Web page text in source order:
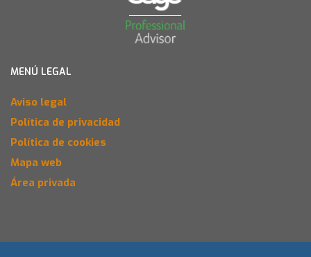
MENÚ LEGAL
Aviso legal
Política de privacidad
Política de cookies
Mapa web
Área privada